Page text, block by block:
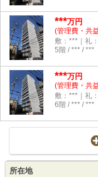
***万円
(管理費・共
敷：***｜礼
5階 / *** / ***
***万円
(管理費・共
敷：***｜礼
6階 / *** / ***
所在地